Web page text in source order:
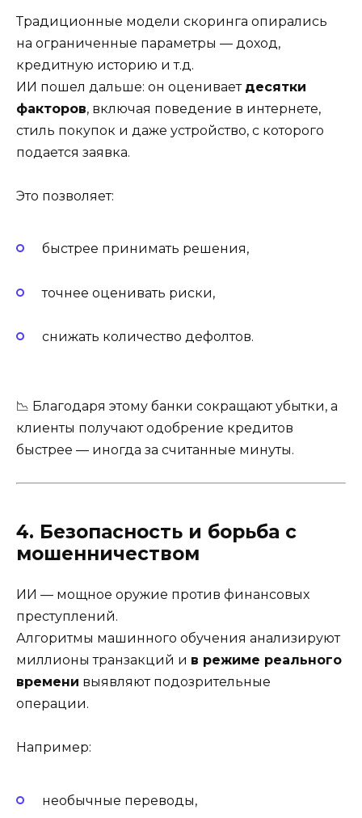
Традиционные модели скоринга опирались
на ограниченные параметры — доход,
кредитную историю и т.д.
ИИ пошел дальше: он оценивает десятки
факторов, включая поведение в интернете,
стиль покупок и даже устройство, с которого
подается заявка.
Это позволяет:
быстрее принимать решения,
точнее оценивать риски,
снижать количество дефолтов.
📉 Благодаря этому банки сокращают убытки, а
клиенты получают одобрение кредитов
быстрее — иногда за считанные минуты.
4. Безопасность и борьба с
мошенничеством
ИИ — мощное оружие против финансовых
преступлений.
Алгоритмы машинного обучения анализируют
миллионы транзакций и в режиме реального
времени выявляют подозрительные
операции.
Например:
необычные переводы,